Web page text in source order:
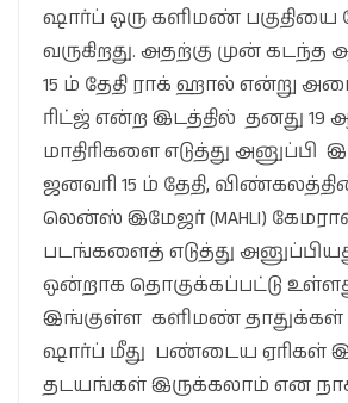
ஷார்ப் ஒரு களிமண் பகுதியை
வருகிறது. அதற்கு முன் கடந்த
15 ம் தேதி ராக் ஹால் என்று
ரிட்ஜ் என்ற இடத்தில் தனது
மாதிரிகளை எடுத்து அனுப்பி
ஜனவரி 15 ம் தேதி,
லென்ஸ் இமேஜர் (MAHLI)
படங்களைத் எடுத்து
ஒன்றாக தொகுக்கப்பட்டு
இங்குள்ள களிமண்
ஷார்ப் மீது பண்டைய ஏரிகள்
தடயங்கள் இருக்கலாம் என